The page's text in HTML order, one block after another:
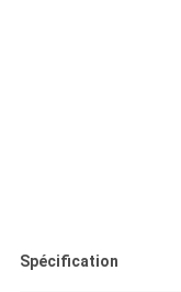
Spécification